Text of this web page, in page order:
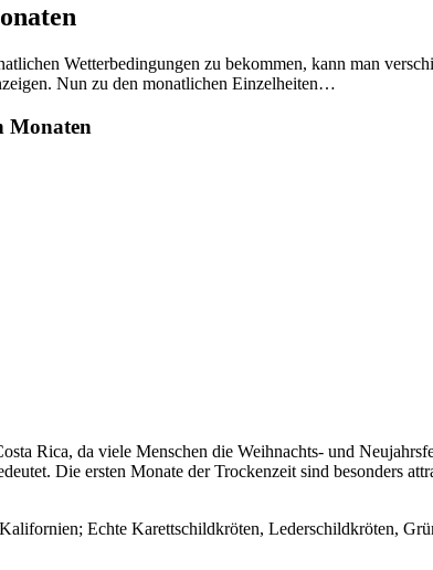
Wetterbedingungen zu bekommen, kann man
Nun zu den monatlichen Einzelheiten…
Monaten
Rica, da viele Menschen die Weihnachts- und
Die ersten Monate der Trockenzeit sind besonders
Echte Karettschildkröten, Lederschildkröten,